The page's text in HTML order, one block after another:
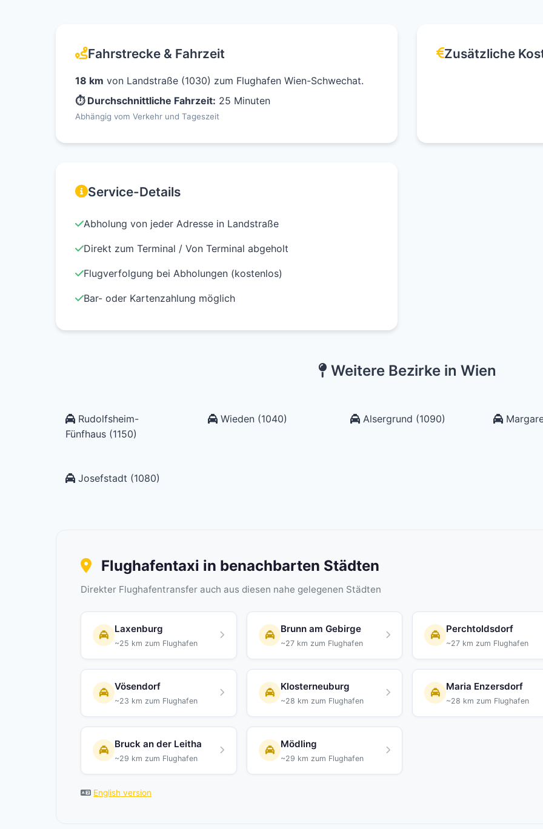
Fahrstrecke & Fahrzeit
18 km von Landstraße (1030) zum Flughafen Wien-Schwechat.
⏱ Durchschnittliche Fahrzeit: 25 Minuten
Abhängig vom Verkehr und Tageszeit
Zusätzliche
Service-Details
Abholung von jeder Adresse in Landstraße
Direkt zum Terminal / Von Terminal abgeholt
Flugverfolgung bei Abholungen (kostenlos)
Bar- oder Kartenzahlung möglich
Weitere Bezirke in Wien
Rudolfsheim-
Fünfhaus (1150)
Wieden (1040) Alsergrund (1090)
Josefstadt (1080)
Flughafentaxi in benachbarten Städten
Direkter Flughafentransfer auch aus diesen nahe gelegenen Städten
Laxenburg
~25 km zum Flughafen
Brunn am Gebirge
~27 km zum Flughafen
Perchtoldsdorf
~27 km zum Flughafen
Vösendorf
~23 km zum Flughafen
Klosterneuburg
~28 km zum Flughafen
Maria Enzersdorf
~28 km zum Flughafen
Bruck an der Leitha
~29 km zum Flughafen
Mödling
~29 km zum Flughafen
English version